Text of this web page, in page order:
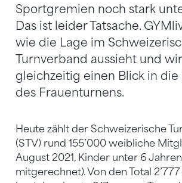
Sportgremien noch stark
Das ist leider Tatsache.
wie die Lage im
Turnverband aussieht und
gleichzeitig einen Blick in die
des Frauenturnens.
Heute zählt der Schweizerische
(STV) rund 155’000 weibliche
August 2021, Kinder unter 6
mitgerechnet). Von den Total